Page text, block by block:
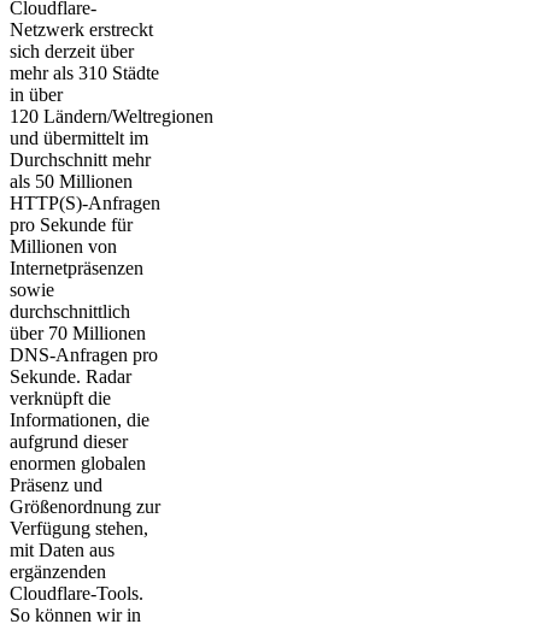
Cloudflare-
Netzwerk erstreckt
sich derzeit über
mehr als 310 Städte
in über
120 Ländern/Weltregionen
und übermittelt im
Durchschnitt mehr
als 50 Millionen
HTTP(S)-Anfragen
pro Sekunde für
Millionen von
Internetpräsenzen
sowie
durchschnittlich
über 70 Millionen
DNS-Anfragen pro
Sekunde. Radar
verknüpft die
Informationen, die
aufgrund dieser
enormen globalen
Präsenz und
Größenordnung zur
Verfügung stehen,
mit Daten aus
ergänzenden
Cloudflare-Tools.
So können wir in